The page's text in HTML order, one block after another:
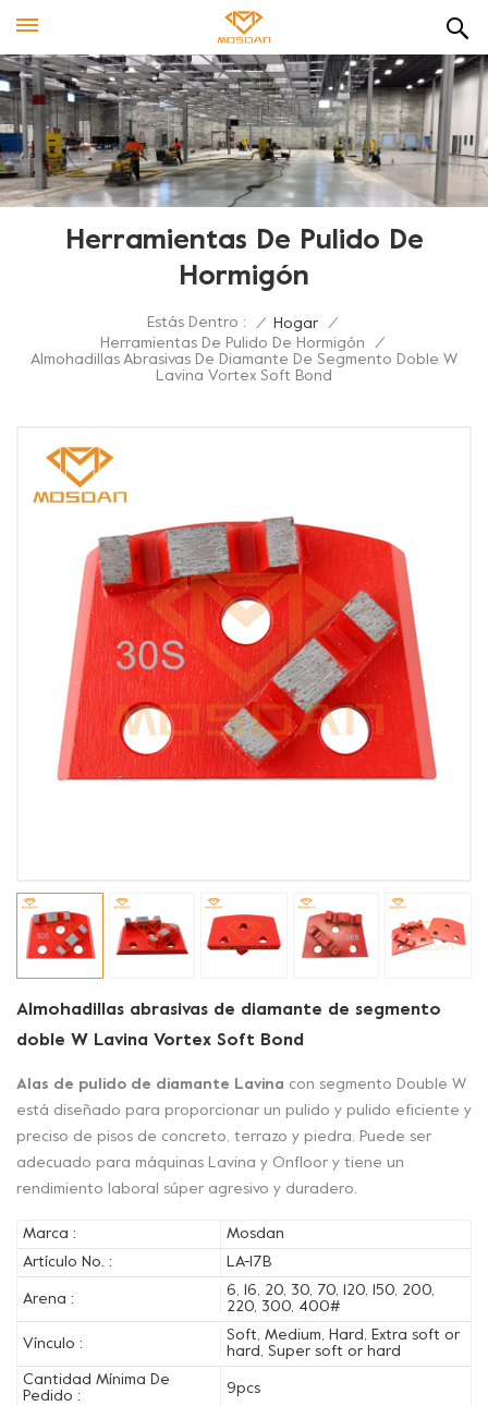
Herramientas De Pulido De
Hormigón
Estás Dentro : / Hogar
/
Herramientas De Pulido De Hormigón
/
Almohadillas Abrasivas De Diamante De Segmento Doble W
Lavina Vortex Soft Bond
Almohadillas abrasivas de diamante de segmento
doble W Lavina Vortex Soft Bond
Alas de pulido de diamante Lavina con segmento Double W
está diseñado para proporcionar un pulido y pulido eficiente y
preciso de pisos de concreto, terrazo y piedra. Puede ser
adecuado para máquinas Lavina y Onfloor y tiene un
rendimiento laboral súper agresivo y duradero.
Marca :
Mosdan
Artículo No. :
LA-17B
Arena :
6, 16, 20, 30, 70, 120, 150, 200,
220, 300, 400#
Vínculo :
Soft, Medium, Hard, Extra soft or
hard, Super soft or hard
Cantidad Mínima De
Pedido :
9pcs